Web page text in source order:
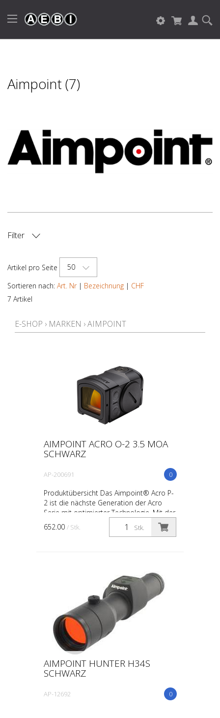
Aimpoint (7)
Filter
PREIS
Artikel pro Seite
50
Sortieren nach: Art. Nr| Bezeichnung | CHF
7 Artikel
E-SHOP › MARKEN ›AIMPOINT
AIMPOINT ACRO O-2 3.5 MOA
SCHWARZ
0
AP-200691
Produktübersicht Das Aimpoint® Acro P-
2 ist die nächste Generation der Acro
Serie mit optimierter Technologie. Mit der
neuen Batteriegröße des CR2032 und der
neuen Dioden...
Stk.
652.00 / Stk.
AIMPOINT HUNTER H34S
SCHWARZ
0
AP-12692